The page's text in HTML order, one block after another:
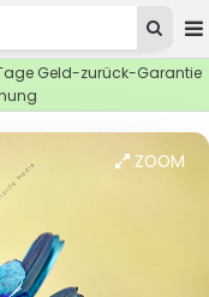
Geld-zurück-Garantie
ZOOM